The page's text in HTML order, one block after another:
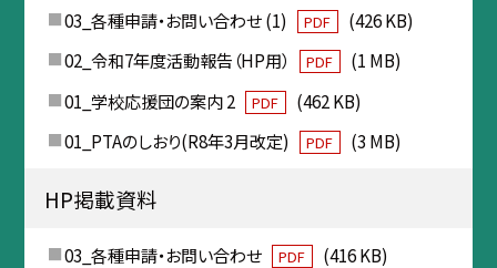
03_各種申請・お問い合わせ (1) PDF
(426 KB)
02_令和7年度活動報告（HP用）
PDF
(1 MB)
01_学校応援団の案内 2
PDF
(462 KB)
01_PTAのしおり(R8年3月改定)
PDF (3 MB)
HP掲載資料
03_各種申請・お問い合わせ PDF
(416 KB)